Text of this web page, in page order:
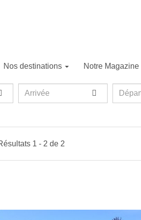
Nos destinations Notre Magazine
Arrivée Départ
1 - 2 de 2